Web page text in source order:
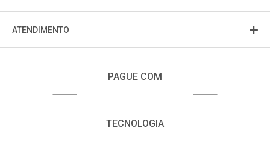
ATENDIMENTO
PAGUE COM
TECNOLOGIA